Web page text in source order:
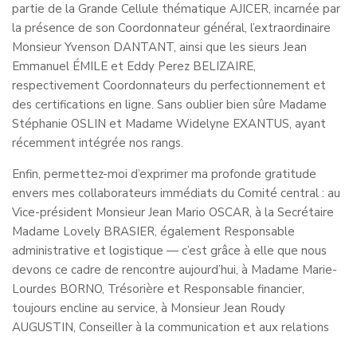
partie de la Grande Cellule thématique AJICER, incarnée par
la présence de son Coordonnateur général, l’extraordinaire
Monsieur Yvenson DANTANT, ainsi que les sieurs Jean
Emmanuel ÉMILE et Eddy Perez BELIZAIRE,
respectivement Coordonnateurs du perfectionnement et
des certifications en ligne. Sans oublier bien sûre Madame
Stéphanie OSLIN et Madame Widelyne EXANTUS, ayant
récemment intégrée nos rangs.
Enfin, permettez-moi d’exprimer ma profonde gratitude
envers mes collaborateurs immédiats du Comité central : au
Vice-président Monsieur Jean Mario OSCAR, à la Secrétaire
Madame Lovely BRASIER, également Responsable
administrative et logistique — c’est grâce à elle que nous
devons ce cadre de rencontre aujourd’hui, à Madame Marie-
Lourdes BORNO, Trésorière et Responsable financier,
toujours encline au service, à Monsieur Jean Roudy
AUGUSTIN, Conseiller à la communication et aux relations